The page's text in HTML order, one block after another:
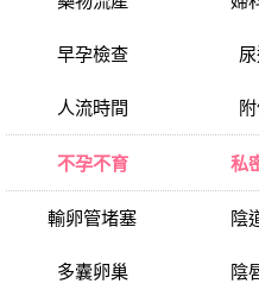
早孕檢查
人流時間
不孕不育
輸卵管堵塞
多囊卵巢
私
陰
陰